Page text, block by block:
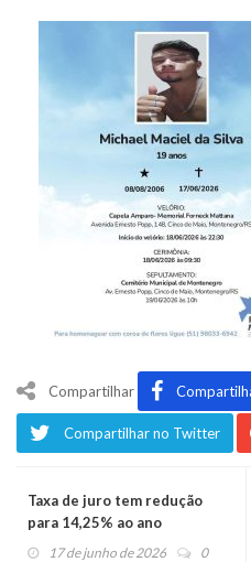
Compartilhar
Compartilhar no Twitter
Taxa de juro tem redução
para 14,25% ao ano
17 de junho de 2026 0